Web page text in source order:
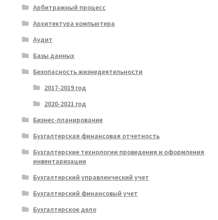
Арбитражный процесс
Архитектура компьютера
Аудит
Базы данных
Безопасность жизнедеятельности
2017-2019 год
2020-2021 год
Бизнес-планирование
Бухгалтерская финансовая отчетность
Бухгалтерские технологии проведения и оформления
инвентаризации
Бухгалтерский управленческий учет
Бухгалтерский финансовый учет
Бухгалтерское дело